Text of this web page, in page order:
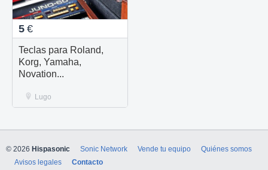
5 €
Teclas para Roland,
Korg, Yamaha,
Novation...
Lugo
© 2026 Hispasonic Sonic Network Vende tu equipo
Quiénes somos
Avisos legales
Contacto